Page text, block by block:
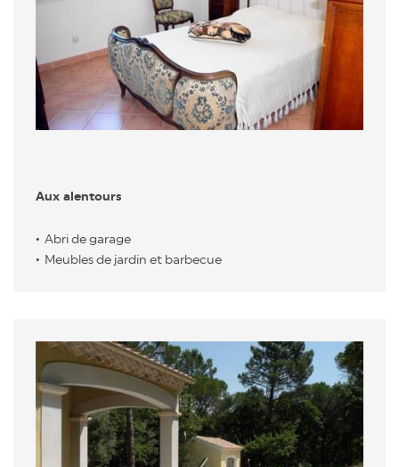
Aux alentours
Abri de garage
Meubles de jardin et barbecue